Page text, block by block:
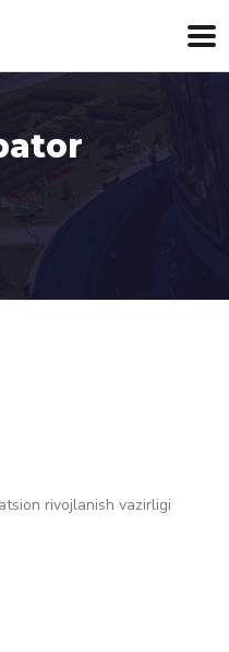
rivojlanish vazirligi